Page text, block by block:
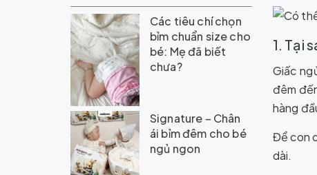
1. Tại
Giấc
đêm
hàng
Để con
dài.
Các tiêu chí chọn
bỉm chuẩn size cho
bé: Mẹ đã biết
chưa?
Signature – Chân
ái bỉm đêm cho bé
ngủ ngon